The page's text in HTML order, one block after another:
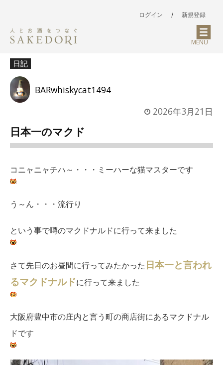
ログイン / 新規登録
MENU
日記
BARwhiskycat1494
2026年3月21日
日本一のマクド
コニャニャチハ～・・・ミーハーな猫マスターです
う～ん・・・流行り
という事で噂のマクドナルドに行って来ました
さて先日のお昼間に行ってみたかった 日本一と言われ
るマクドナルドに行って来ました
大阪府豊中市の庄内と言う町の商店街にあるマクドナル
ドです